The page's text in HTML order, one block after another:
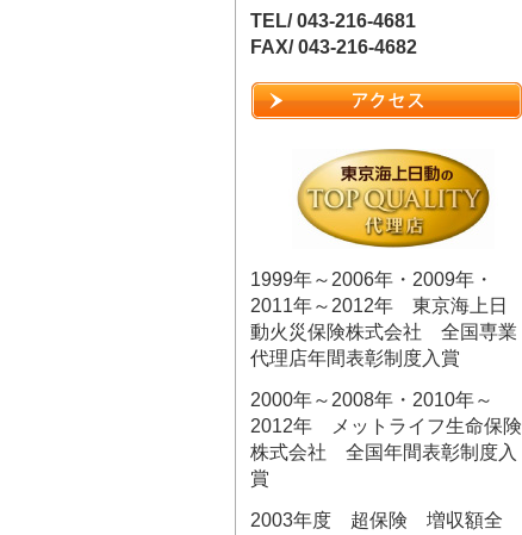
TEL/ 043-216-4681
FAX/ 043-216-4682
1999年～2006年・2009年・
2011年～2012年 東京海上日
動火災保険株式会社 全国専業
代理店年間表彰制度入賞
2000年～2008年・2010年～
2012年 メットライフ生命保険
株式会社 全国年間表彰制度入
賞
2003年度 超保険 増収額全